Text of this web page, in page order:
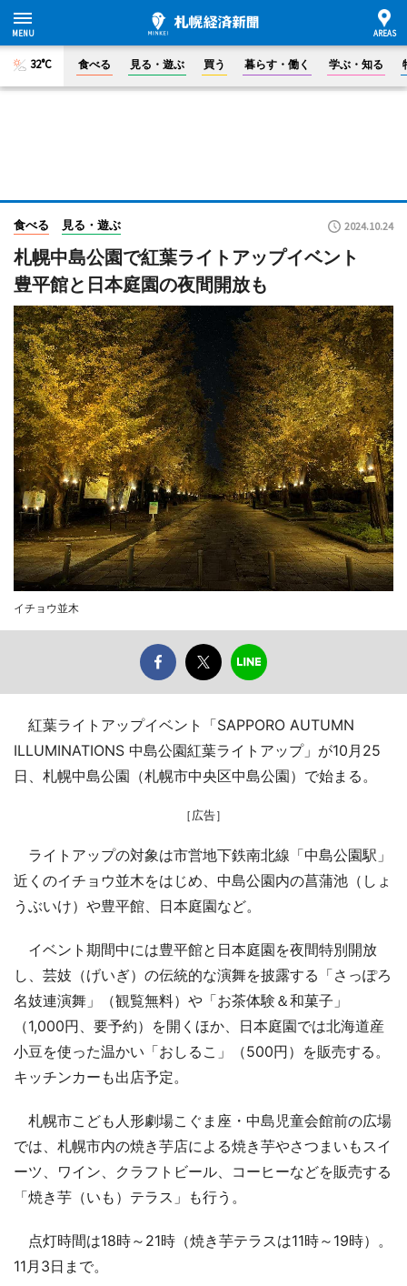
32°C 食べる 見る・遊ぶ 買う 暮らす・働く 学ぶ・知る
食べる 見る・遊ぶ 2024.10.24
札幌中島公園で紅葉ライトアップイベント
豊平館と日本庭園の夜間開放も
イチョウ並木
紅葉ライトアップイベント「SAPPORO AUTUMN
ILLUMINATIONS 中島公園紅葉ライトアップ」が10月25
日、札幌中島公園（札幌市中央区中島公園）で始まる。
［広告］
ライトアップの対象は市営地下鉄南北線「中島公園駅」
近くのイチョウ並木をはじめ、中島公園内の菖蒲池（しょ
うぶいけ）や豊平館、日本庭園など。
イベント期間中には豊平館と日本庭園を夜間特別開放
し、芸妓（げいぎ）の伝統的な演舞を披露する「さっぽろ
名妓連演舞」（観覧無料）や「お茶体験＆和菓子」
（1,000円、要予約）を開くほか、日本庭園では北海道産
小豆を使った温かい「おしるこ」（500円）を販売する。
キッチンカーも出店予定。
札幌市こども人形劇場こぐま座・中島児童会館前の広場
では、札幌市内の焼き芋店による焼き芋やさつまいもスイ
ーツ、ワイン、クラフトビール、コーヒーなどを販売する
「焼き芋（いも）テラス」も行う。
点灯時間は18時～21時（焼き芋テラスは11時～19時）。
11月3日まで。